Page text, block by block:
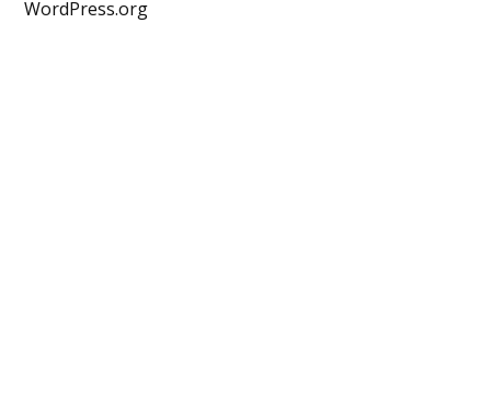
WordPress.org